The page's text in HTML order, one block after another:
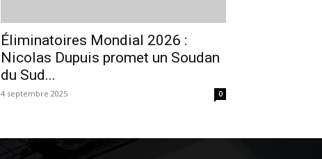
Éliminatoires Mondial 2026 :
Nicolas Dupuis promet un Soudan
du Sud...
4 septembre 2025 0